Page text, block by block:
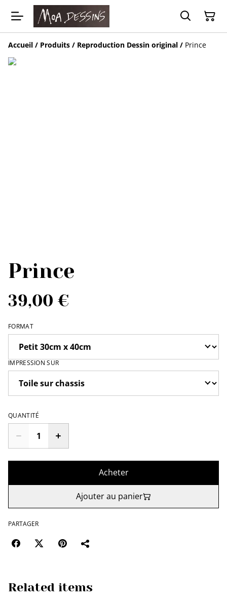
Accueil / Produits / Reproduction Dessin original / Prince
Prince
39,00 €
FORMAT
IMPRESSION SUR
QUANTITÉ
Acheter
Ajouter au panier
PARTAGER
Related items